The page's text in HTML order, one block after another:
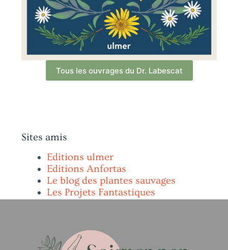
Tous les ouvrages du Dr. Labescat
Sites amis
Editions ulmer
Editions Anfortas
Le blog des plantes sauvages
Les Projets Fantastiques